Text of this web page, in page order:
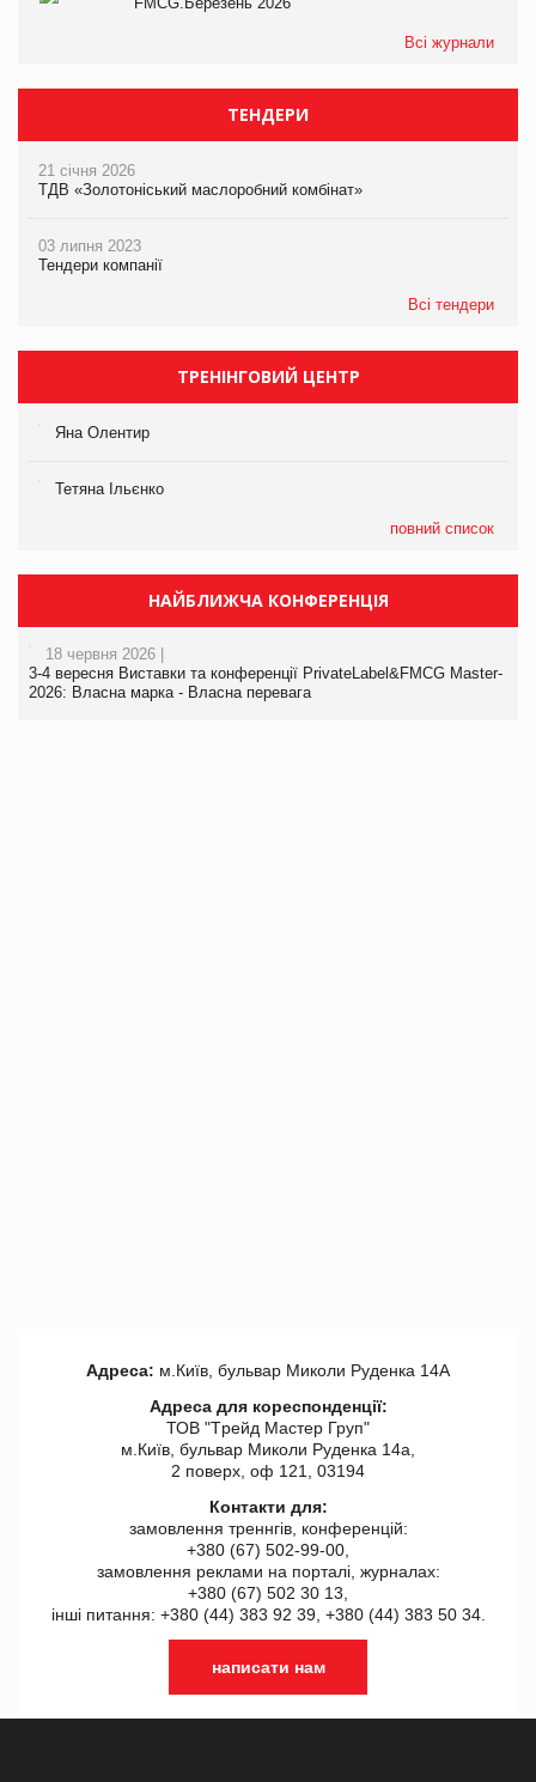
Всі журнали
ТЕНДЕРИ
21 січня 2026
ТДВ «Золотоніський маслоробний комбінат»
03 липня 2023
Тендери компанії
Всі тендери
ТРЕНІНГОВИЙ ЦЕНТР
Яна Олентир
Тетяна Ільєнко
повний список
НАЙБЛИЖЧА КОНФЕРЕНЦІЯ
18 червня 2026 |
3-4 вересня Виставки та конференції PrivateLabel&FMCG Master-
2026: Власна марка - Власна перевага
Адреса: м.Київ, бульвар Миколи Руденка 14А
Адреса для кореспонденції:
ТОВ "Tрейд Мастер Груп"
м.Київ, бульвар Миколи Руденка 14а,
2 поверх, оф 121, 03194
Контакти для:
замовлення треннгів, конференцій:
+380 (67) 502-99-00,
замовлення реклами на порталі, журналах:
+380 (67) 502 30 13,
інші питання: +380 (44) 383 92 39, +380 (44) 383 50 34.
написати нам